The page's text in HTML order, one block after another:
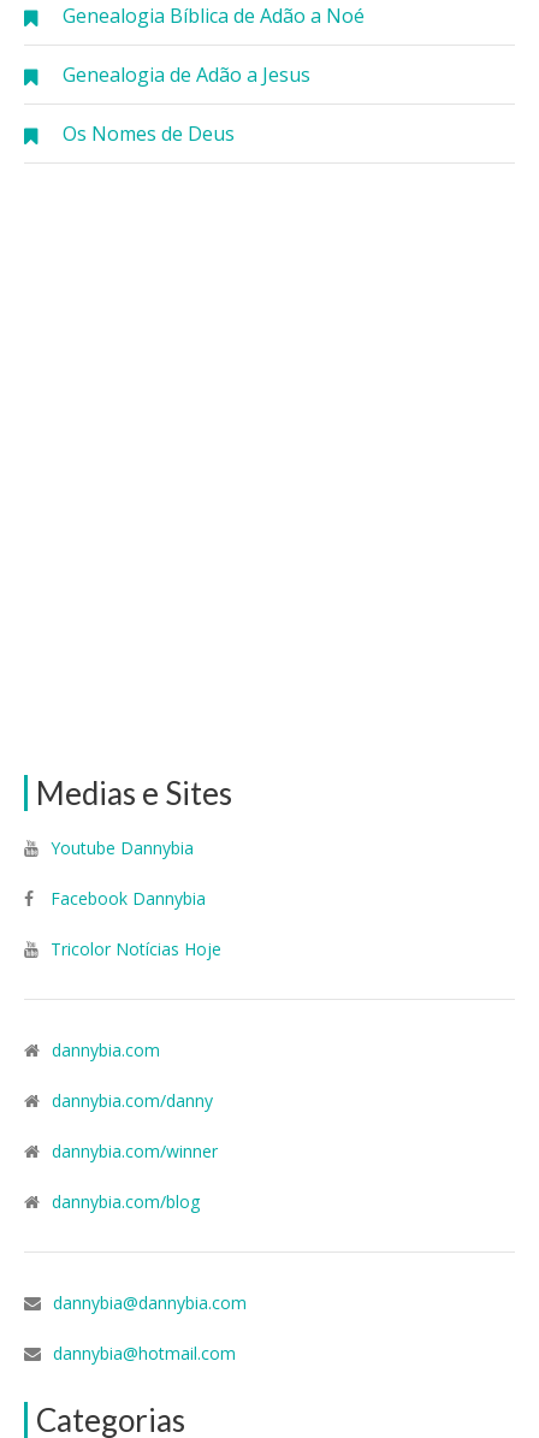
Genealogia Bíblica de Adão a Noé
Genealogia de Adão a Jesus
Os Nomes de Deus
Medias e Sites
Youtube Dannybia
Facebook Dannybia
Tricolor Notícias Hoje
dannybia.com
dannybia.com/danny
dannybia.com/winner
dannybia.com/blog
dannybia@dannybia.com
dannybia@hotmail.com
Categorias